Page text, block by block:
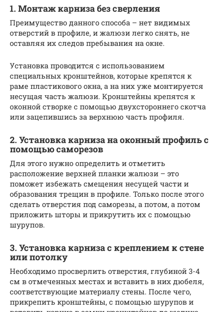
1. Монтаж карниза без сверления
Преимущество данного способа – нет видимых
отверстий в профиле, и жалюзи легко снять, не
оставляя их следов пребывания на окне.
Установка проводится с использованием
специальных кронштейнов, которые крепятся к
раме пластикового окна, а на них уже монтируется
несущая часть жалюзи. Кронштейны крепятся к
оконной створке с помощью двухстороннего скотча
или зацепившись за верхнюю часть профиля.
2. Установка карниза на оконный профиль с
помощью саморезов
Для этого нужно определить и отметить
расположение верхней планки жалюзи – это
поможет избежать смещения несущей части и
образования трещин в профиле. Только после этого
сделать отверстия под саморезы, а потом, а потом
приложить шторы и прикрутить их с помощью
шурупов.
3. Установка карниза с креплением к стене
или потолку
Необходимо просверлить отверстия, глубиной 3-4
см в отмеченных местах и вставить в них дюбеля,
соответствующие материалу стены. После чего,
прикрепить кронштейны, с помощью шурупов и